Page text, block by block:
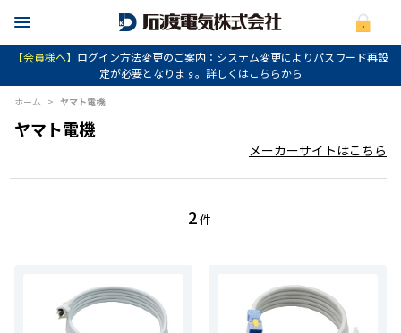
【会員様へ】 ログイン方法変更のご案内：システム変更によりパスワード再設
定が必要となります。詳しくはこちらから
ホーム > ヤマト電機
ヤマト電機
メーカーサイトはこちら
2件